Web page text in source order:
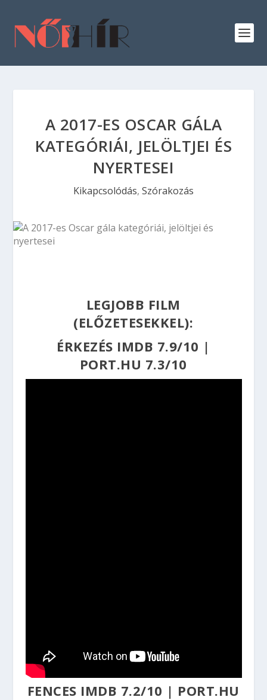
A 2017-ES OSCAR GÁLA
KATEGÓRIÁI, JELÖLTJEI ÉS
NYERTESEI
Kikapcsolódás, Szórakozás
LEGJOBB FILM
(ELŐZETESEKKEL):
ÉRKEZÉS IMDB 7.9/10 |
PORT.HU 7.3/10
FENCES IMDB 7.2/10 | PORT.HU